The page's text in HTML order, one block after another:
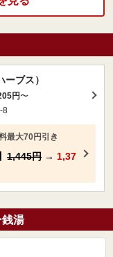
ブス）
円〜
8
最大70円引き
1,445円 → 1,37
銭湯